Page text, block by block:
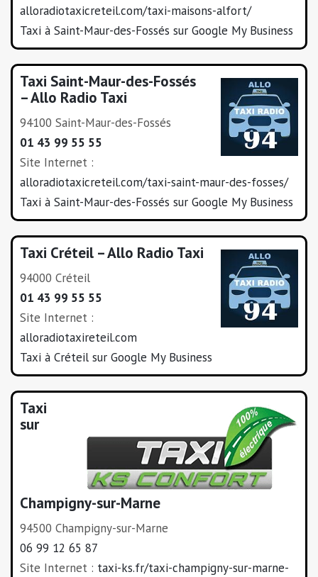
alloradiotaxicreteil.com/taxi-maisons-alfort/
Taxi à Saint-Maur-des-Fossés sur Google My Business
Taxi Saint-Maur-des-Fossés
– Allo Radio Taxi
94100 Saint-Maur-des-Fossés
01 43 99 55 55
Site Internet :
alloradiotaxicreteil.com/taxi-saint-maur-des-fosses/
Taxi à Saint-Maur-des-Fossés sur Google My Business
Taxi Créteil – Allo Radio Taxi
94000 Créteil
01 43 99 55 55
Site Internet :
alloradiotaxireteil.com
Taxi à Créteil sur Google My Business
Taxi
sur
Champigny-sur-Marne
94500 Champigny-sur-Marne
06 99 12 65 87
Site Internet : taxi-ks.fr/taxi-champigny-sur-marne-